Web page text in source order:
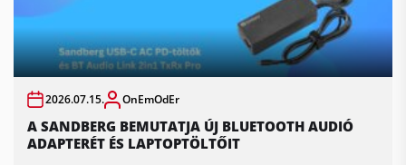
2026.07.15. OnEmOdEr
A SANDBERG BEMUTATJA ÚJ BLUETOOTH AUDIÓ
ADAPTERÉT ÉS LAPTOPTÖLTŐIT